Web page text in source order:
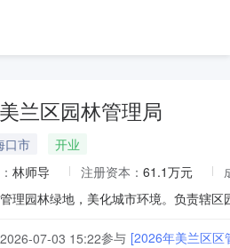
兰区园林管理局
口市
开业
林师导 注册资本： 61.1万元
2026-07-03 15:22参与 [2026年美兰区区